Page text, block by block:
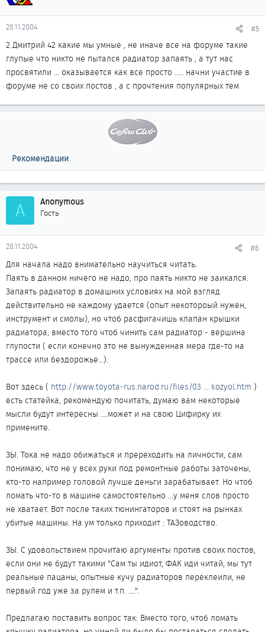
28.11.2004 #5
2 Дмитрий 42 какие мы умные , не иначе все на форуме такие
глупые что никто не пытался радиатор запаять , а тут нас
просвятили ... оказывается как все просто ..... начни участие в
форуме не со своих постов , а с прочтения популярных тем
Рекомендации
A Anonymous
Гость
28.11.2004 #6
Для начала надо внимательно научиться читать.
Паять в данном ничего не надо, про паять никто не заикался.
Запаять радиатор в домашних условиях на мой взгляд
действительно не каждому удается (опыт некотороый нужен,
инструмент и смолы), но чтоб расфигачишь клапан крышки
радиатора, вместо того чтоб чинить сам радиатор - вершина
глупости ( если конечно это не вынужденная мера где-то на
трассе или бездорожье...).
Вот здесь ( http://www.toyota-rus.narod.ru/files/03 ... kozyol.htm )
есть статейка, рекомендую почитать, думаю вам некоторые
мысли будут интересны ....может и на свою Цифирку их
примените.
ЗЫ. Тока не надо обижаться и пререходить на личности, сам
понимаю, что не у всех руки под ремонтные работы заточены,
кто-то например головой лучше деньги зарабатывает. Но чтоб
ломать что-то в машине самостоятельно ...у меня слов просто
не хватает. Вот после таких тюнингаторов и стоят на рынках
убитые машины. На ум только приходит : ТАЗоводство.
ЗЫ. С удовольствием прочитаю аргументы против своих постов,
если они не будут такими "Сам ты идиот, ФАК иди читай, мы тут
реальные пацаны, опытные кучу радиаторов переклеили, не
первый год уже за рулем и т.п. ....".
Предлагаю поставить вопрос так: Вместо того, чтоб ломать